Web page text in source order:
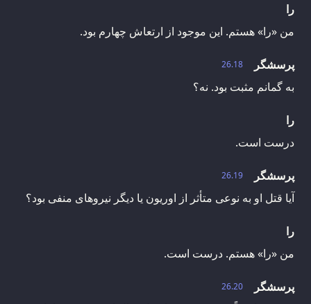
را
من «را» هستم. این موجود از ارتعاش چهارم بود.
26.18
پرسشگر
به گمانم مثبت بود. نه؟
را
درست است.
26.19
پرسشگر
آیا قتل او به نوعی متأثر از اوریون یا دیگر نیروهای منفی بود؟
را
من «را» هستم. درست است.
26.20
پرسشگر